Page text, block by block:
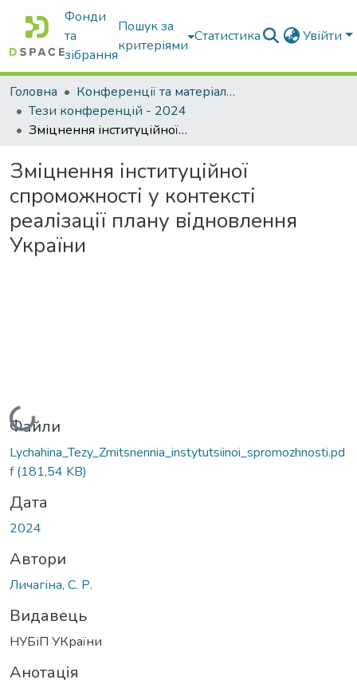
Фонди
та
зібрання
Пошук за
критеріями
Статистика Увійти
Головна
Конференції та матеріали конференцій
Тези конференцій - 2024
Зміцнення інституційної спроможності у контексті реалізації плану відновлення України
Зміцнення інституційної
спроможності у контексті
реалізації плану відновлення
України
Вантажиться...
Файли
Lychahina_Tezy_Zmitsnennia_instytutsiinoi_spromozhnosti.pd
f(181,54 KB)
Дата
2024
Автори
Личагіна, С. Р.
Видавець
НУБіП УКраїни
Анотація